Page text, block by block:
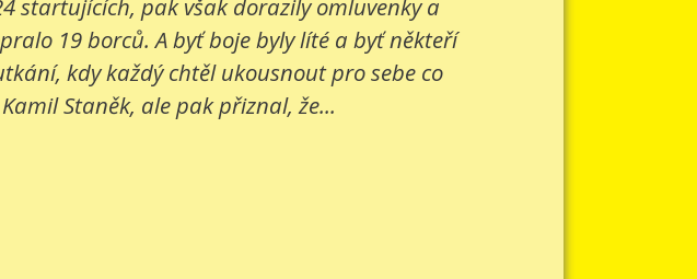
19 borců. A byť boje byly líté a byť někteří
kdy každý chtěl ukousnout pro sebe co
Staněk, ale pak přiznal, že...